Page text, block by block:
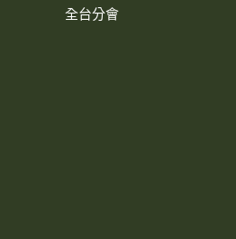
全台分會